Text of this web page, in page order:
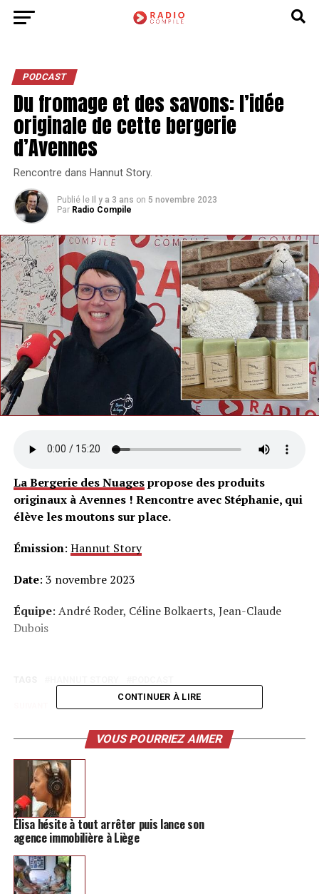
PODCAST
Du fromage et des savons: l’idée
originale de cette bergerie
d’Avennes
Rencontre dans Hannut Story.
Publié le Il y a 3 ans on 5 novembre 2023
Par Radio Compile
La Bergerie des Nuagespropose des produits
originaux à Avennes ! Rencontre avec Stéphanie, qui
élève les moutons sur place.
Émission: Hannut Story
Date: 3 novembre 2023
Équipe: André Roder, Céline Bolkaerts, Jean-Claude
Dubois
Ce thriller, qui se déroule à Bruges, va vous tenir en
haleine
CONTINUER À LIRE
VOUS POURRIEZ AIMER
Élisa hésite à tout arrêter puis lance son
agence immobilière à Liège